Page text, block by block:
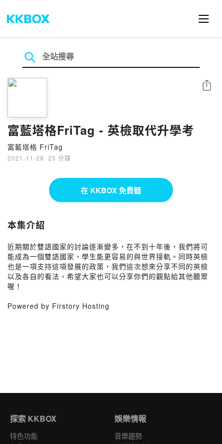
富藍塔格FriTag - 英檢取代升學考
富藍塔格 FriTag
2021-11-28 · 25 分鐘
分享
在 KKBOX 免費聽
本集介紹
近期關於雙語國家的討論逐漸變多，在不到十年後，我們將可
能成為一個雙語國家，學生能更容易的與世界接軌。同時英檢
也是一項支持這項發展的政策，我們這次想來分享不同的英檢
以及各自的看法，希望大家也可以分享你們的觀點給其他聽眾
喔！
Powered by Firstory Hosting
探索 KKBOX
特色功能
娛樂情報
音樂趨勢